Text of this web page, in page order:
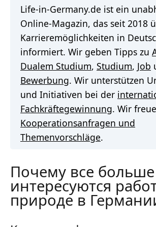
Life-in-Germany.de ist ein
Online-Magazin, das seit 2018
Karrieremöglichkeiten in
informiert. Wir geben Tipps zu
Dualem Studium, Studium, Job
Bewerbung. Wir unterstützen
und Initiativen bei der
Fachkräftegewinnung. Wir
Kooperationsanfragen und
Themenvorschläge.
Почему все
интересуются
природе в